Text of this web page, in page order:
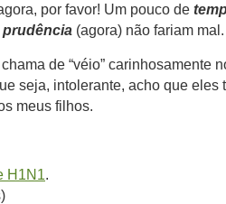
por favor! Um pouco de
prudência (agora) não fariam mal.
de “véio” carinhosamente
seja, intolerante, acho que eles
meus filhos.
H1N1.